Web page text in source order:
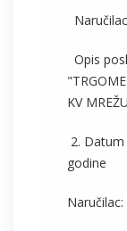
Opis
KV
2.
godine
Naručilac: